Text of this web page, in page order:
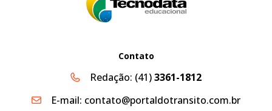
Contato
Redação: (41)3361-1812
E-mail: contato@portaldotransito.com.br